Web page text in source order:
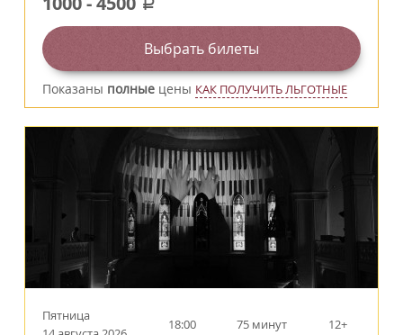
a
Выбрать билеты
Показаны полные цены КАК ПОЛУЧИТЬ ЛЬГОТНЫЕ
Пятница
18:00 75 минут 12+